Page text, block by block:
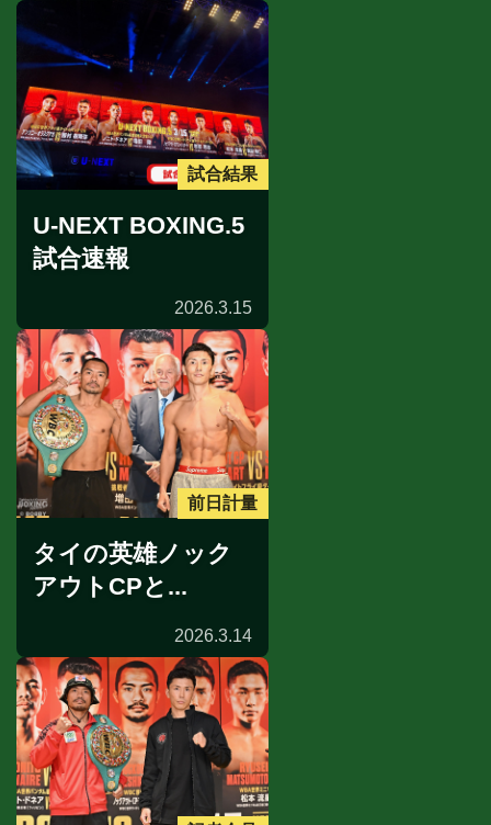
試合結果
U-NEXT BOXING.5
試合速報
2026.3.15
前日計量
タイの英雄ノック
アウトCPと...
2026.3.14